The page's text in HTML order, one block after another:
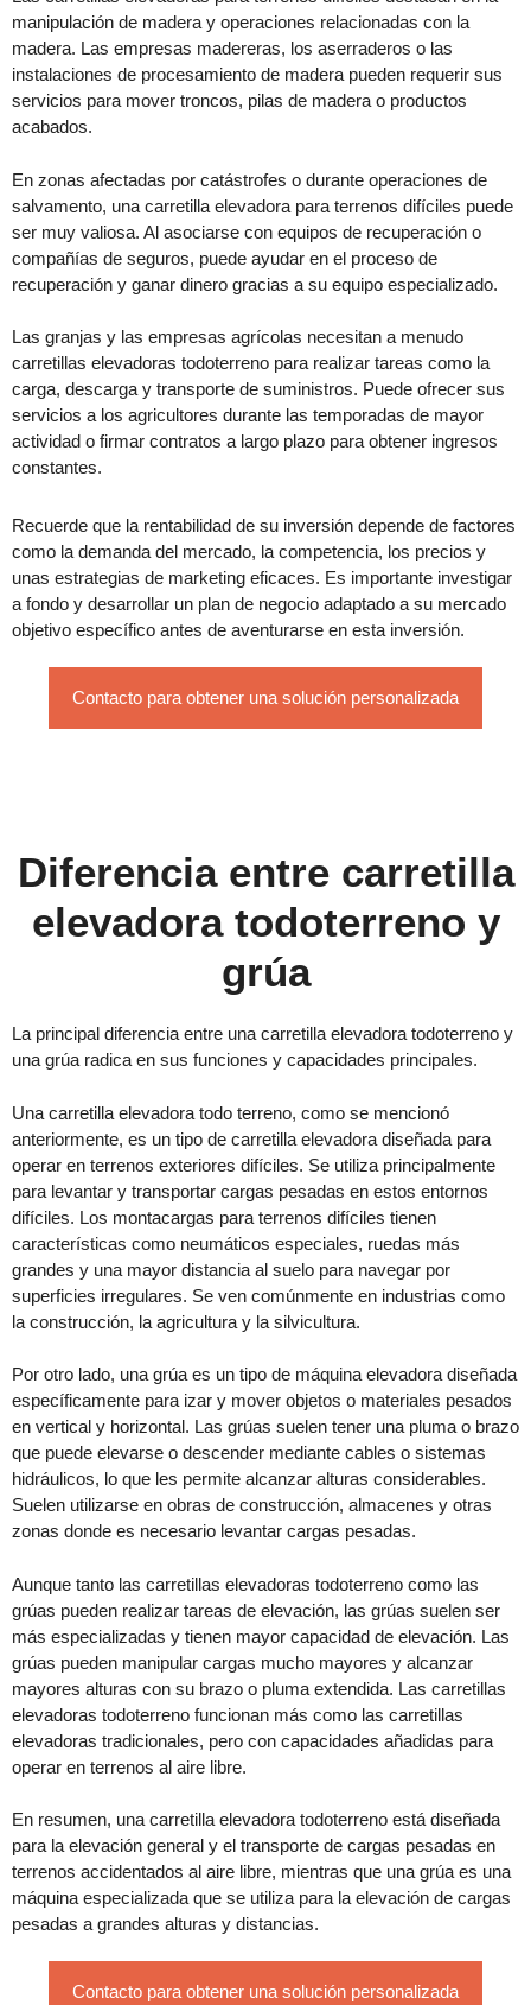
manipulación de madera y operaciones relacionadas con la
madera. Las empresas madereras, los aserraderos o las
instalaciones de procesamiento de madera pueden requerir sus
servicios para mover troncos, pilas de madera o productos
acabados.
En zonas afectadas por catástrofes o durante operaciones de
salvamento, una carretilla elevadora para terrenos difíciles puede
ser muy valiosa. Al asociarse con equipos de recuperación o
compañías de seguros, puede ayudar en el proceso de
recuperación y ganar dinero gracias a su equipo especializado.
Las granjas y las empresas agrícolas necesitan a menudo
carretillas elevadoras todoterreno para realizar tareas como la
carga, descarga y transporte de suministros. Puede ofrecer sus
servicios a los agricultores durante las temporadas de mayor
actividad o firmar contratos a largo plazo para obtener ingresos
constantes.
Recuerde que la rentabilidad de su inversión depende de factores
como la demanda del mercado, la competencia, los precios y
unas estrategias de marketing eficaces. Es importante investigar
a fondo y desarrollar un plan de negocio adaptado a su mercado
objetivo específico antes de aventurarse en esta inversión.
Contacto para obtener una solución personalizada
Diferencia entre carretilla
elevadora todoterreno y
grúa
La principal diferencia entre una carretilla elevadora todoterreno y
una grúa radica en sus funciones y capacidades principales.
Una carretilla elevadora todo terreno, como se mencionó
anteriormente, es un tipo de carretilla elevadora diseñada para
operar en terrenos exteriores difíciles. Se utiliza principalmente
para levantar y transportar cargas pesadas en estos entornos
difíciles. Los montacargas para terrenos difíciles tienen
características como neumáticos especiales, ruedas más
grandes y una mayor distancia al suelo para navegar por
superficies irregulares. Se ven comúnmente en industrias como
la construcción, la agricultura y la silvicultura.
Por otro lado, una grúa es un tipo de máquina elevadora diseñada
específicamente para izar y mover objetos o materiales pesados
en vertical y horizontal. Las grúas suelen tener una pluma o brazo
que puede elevarse o descender mediante cables o sistemas
hidráulicos, lo que les permite alcanzar alturas considerables.
Suelen utilizarse en obras de construcción, almacenes y otras
zonas donde es necesario levantar cargas pesadas.
Aunque tanto las carretillas elevadoras todoterreno como las
grúas pueden realizar tareas de elevación, las grúas suelen ser
más especializadas y tienen mayor capacidad de elevación. Las
grúas pueden manipular cargas mucho mayores y alcanzar
mayores alturas con su brazo o pluma extendida. Las carretillas
elevadoras todoterreno funcionan más como las carretillas
elevadoras tradicionales, pero con capacidades añadidas para
operar en terrenos al aire libre.
En resumen, una carretilla elevadora todoterreno está diseñada
para la elevación general y el transporte de cargas pesadas en
terrenos accidentados al aire libre, mientras que una grúa es una
máquina especializada que se utiliza para la elevación de cargas
pesadas a grandes alturas y distancias.
Contacto para obtener una solución personalizada